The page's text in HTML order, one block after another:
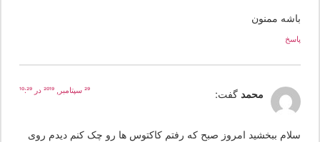
ممنون
محمد گفت:
ببخشید امروز صبح که رفتم کاکتوس ها رو چک کنم دیدم روی